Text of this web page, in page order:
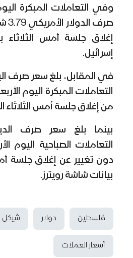
وفي التعاملات المبكرة
إغلاق جلسة أمس
إسرائيل.
في المقابل، بلغ سعر صرف
من إغلاق جلسة أمس الثلاثاء البالغة
بينما بلغ سعر صرف
دون تغيير عن إغلاق جلسة
بيانات شاشة رويترز.
فلسطين دولار شيكل
أسعار العملات